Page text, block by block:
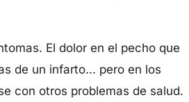
El dolor en el pecho que
de un infarto... pero en los
con otros problemas de salud.